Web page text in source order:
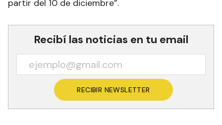
partir del 10 de diciembre”.
Recibí las noticias en tu email
RECIBIR NEWSLETTER